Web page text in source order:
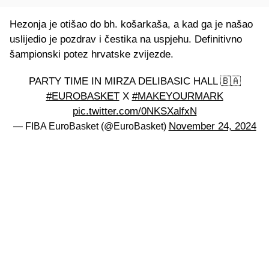
Hezonja je otišao do bh. košarkaša, a kad ga je našao
uslijedio je pozdrav i čestika na uspjehu. Definitivno
šampionski potez hrvatske zvijezde.
PARTY TIME IN MIRZA DELIBASIC HALL 🇧🇦
#EUROBASKETX #MAKEYOURMARK
pic.twitter.com/0NKSXalfxN
— FIBA EuroBasket (@EuroBasket) November 24, 2024